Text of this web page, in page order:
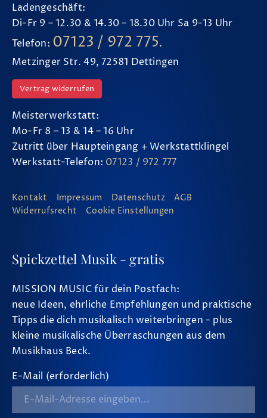
Ladengeschäft:
Di-Fr 9 – 12.30 & 14.30 – 18.30 Uhr Sa 9-13 Uhr
Telefon: 07123 / 972 775.
Metzinger Str. 49, 72581 Dettingen
Vertrag widerrufen
Meisterwerkstatt:
Mo-Fr 8 – 13 & 14 – 16 Uhr
Zutritt über Haupteingang + Werkstattklingel
Werkstatt-Telefon: 07123 / 972 777
Kontakt Impressum Datenschutz
AGB
Widerrufsrecht
Cookie Einstellungen
Spickzettel Musik - gratis
MISSION MUSIC für dein Postfach:
neue Ideen, ehrliche Empfehlungen und praktische
Tipps die dich musikalisch weiterbringen - plus
kleine musikalische Überraschungen aus dem
Musikhaus Beck.
E-Mail (erforderlich)